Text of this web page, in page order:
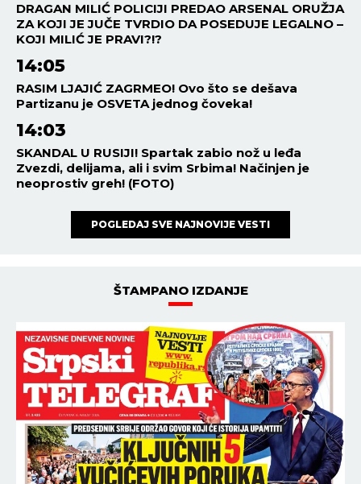
DRAGAN MILIĆ POLICIJI PREDAO ARSENAL ORUŽJA
ZA KOJI JE JUČE TVRDIO DA POSEDUJE LEGALNO –
KOJI MILIĆ JE PRAVI?!?
14:05
RASIM LJAJIĆ ZAGRMEO! Ovo što se dešava
Partizanu je OSVETA jednog čoveka!
14:03
SKANDAL U RUSIJI! Spartak zabio nož u leđa
Zvezdi, delijama, ali i svim Srbima! Načinjen je
neoprostiv greh! (FOTO)
POGLEDAJ SVE NAJNOVIJE VESTI
ŠTAMPANO IZDANJE